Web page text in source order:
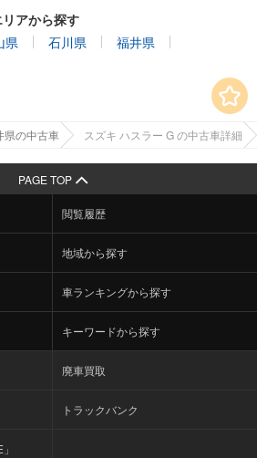
アから探す
県 石川県
福井県
県の中古車 スズキ ハスラー G の中古車詳細
PAGE TOP
閲覧履歴
地域から探す
車ランキングから探す
キーワードから探す
廃車買取
トラックバンク